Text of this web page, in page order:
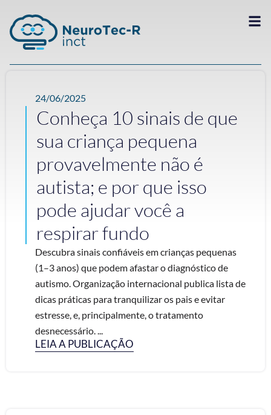
24/06/2025
Conheça 10 sinais de que
sua criança pequena
provavelmente não é
autista; e por que isso
pode ajudar você a
respirar fundo
Descubra sinais confiáveis em crianças pequenas
(1–3 anos) que podem afastar o diagnóstico de
autismo. Organização internacional publica lista de
dicas práticas para tranquilizar os pais e evitar
estresse, e, principalmente, o tratamento
desnecessário. ...
LEIA A PUBLICAÇÃO